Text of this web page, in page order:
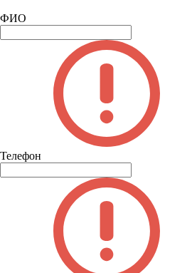
ФИО
Телефон